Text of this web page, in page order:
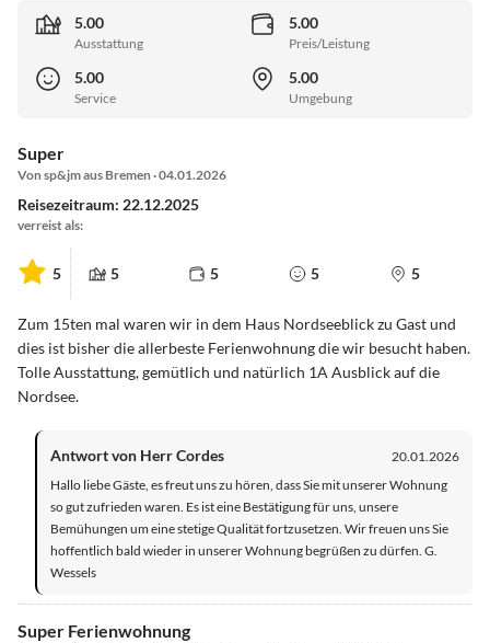
5.00
Ausstattung
5.00
Preis/Leistung
5.00
Service
5.00
Umgebung
Super
Von sp&jm aus Bremen · 04.01.2026
Reisezeitraum: 22.12.2025
verreist als:
5 5 5 5 5
Zum 15ten mal waren wir in dem Haus Nordseeblick zu Gast und
dies ist bisher die allerbeste Ferienwohnung die wir besucht haben.
Tolle Ausstattung, gemütlich und natürlich 1A Ausblick auf die
Nordsee.
Antwort von Herr Cordes
20.01.2026
Hallo liebe Gäste, es freut uns zu hören, dass Sie mit unserer Wohnung
so gut zufrieden waren. Es ist eine Bestätigung für uns, unsere
Bemühungen um eine stetige Qualität fortzusetzen. Wir freuen uns Sie
hoffentlich bald wieder in unserer Wohnung begrüßen zu dürfen. G.
Wessels
Super Ferienwohnung